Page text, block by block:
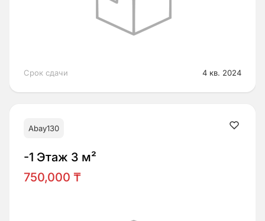
Срок сдачи 4 кв. 2024
Abay130
-1 Этаж 3 м²
750,000 ₸